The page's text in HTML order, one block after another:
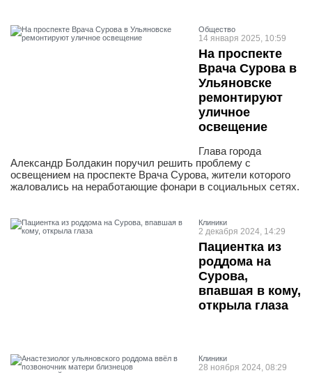
Общество
14 января 2025, 10:59
На проспекте
Врача Сурова в
Ульяновске
ремонтируют
уличное
освещение
Глава города
Александр Болдакин поручил решить проблему с
освещением на проспекте Врача Сурова, жители которого
жаловались на неработающие фонари в социальных сетях.
Клиники
2 декабря 2024, 14:29
Пациентка из
роддома на
Сурова,
впавшая в кому,
открыла глаза
Клиники
28 ноября 2024, 08:29